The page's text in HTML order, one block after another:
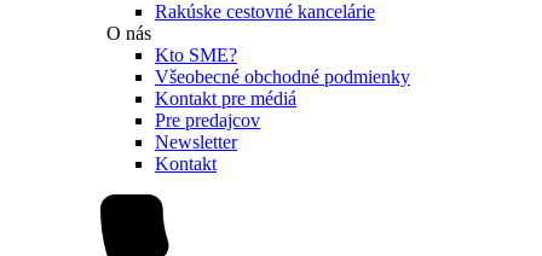
Rakúske cestovné kancelárie
O nás
Kto SME?
Všeobecné obchodné podmienky
Kontakt pre médiá
Pre predajcov
Newsletter
Kontakt